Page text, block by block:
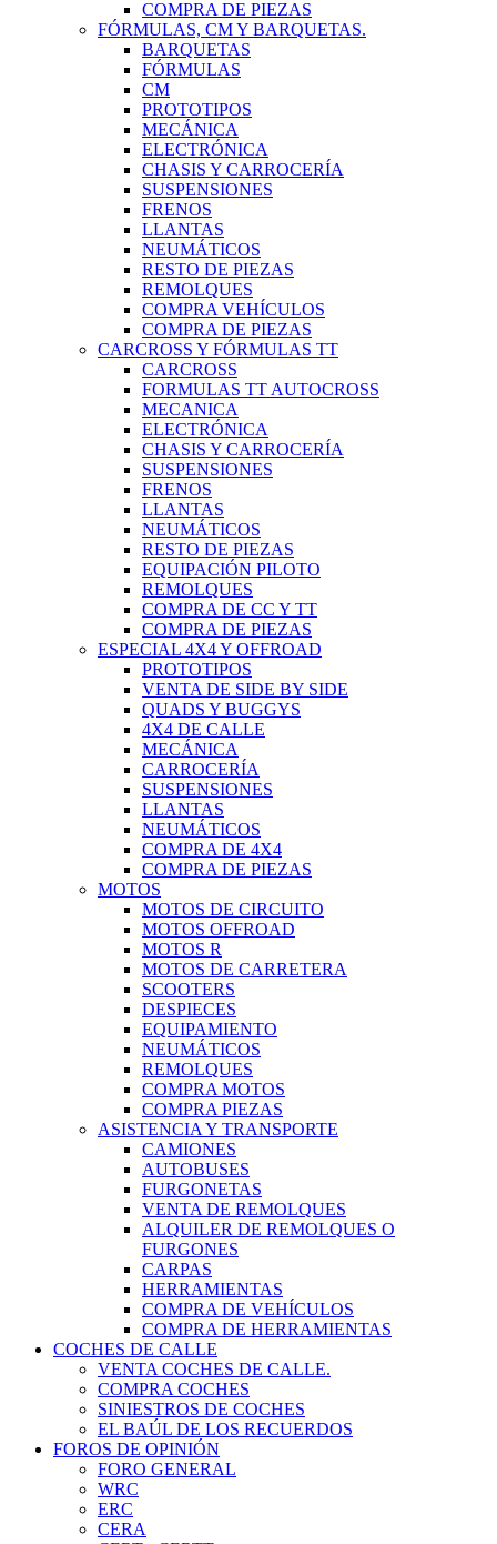
COMPRA DE PIEZAS
FÓRMULAS, CM Y BARQUETAS.
BARQUETAS
FÓRMULAS
CM
PROTOTIPOS
MECÁNICA
ELECTRÓNICA
CHASIS Y CARROCERÍA
SUSPENSIONES
FRENOS
LLANTAS
NEUMÁTICOS
RESTO DE PIEZAS
REMOLQUES
COMPRA VEHÍCULOS
COMPRA DE PIEZAS
CARCROSS Y FÓRMULAS TT
CARCROSS
FORMULAS TT AUTOCROSS
MECANICA
ELECTRÓNICA
CHASIS Y CARROCERÍA
SUSPENSIONES
FRENOS
LLANTAS
NEUMÁTICOS
RESTO DE PIEZAS
EQUIPACIÓN PILOTO
REMOLQUES
COMPRA DE CC Y TT
COMPRA DE PIEZAS
ESPECIAL 4X4 Y OFFROAD
PROTOTIPOS
VENTA DE SIDE BY SIDE
QUADS Y BUGGYS
4X4 DE CALLE
MECÁNICA
CARROCERÍA
SUSPENSIONES
LLANTAS
NEUMÁTICOS
COMPRA DE 4X4
COMPRA DE PIEZAS
MOTOS
MOTOS DE CIRCUITO
MOTOS OFFROAD
MOTOS R
MOTOS DE CARRETERA
SCOOTERS
DESPIECES
EQUIPAMIENTO
NEUMÁTICOS
REMOLQUES
COMPRA MOTOS
COMPRA PIEZAS
ASISTENCIA Y TRANSPORTE
CAMIONES
AUTOBUSES
FURGONETAS
VENTA DE REMOLQUES
ALQUILER DE REMOLQUES O
FURGONES
CARPAS
HERRAMIENTAS
COMPRA DE VEHÍCULOS
COMPRA DE HERRAMIENTAS
COCHES DE CALLE
VENTA COCHES DE CALLE.
COMPRA COCHES
SINIESTROS DE COCHES
EL BAÚL DE LOS RECUERDOS
FOROS DE OPINIÓN
FORO GENERAL
WRC
ERC
CERA